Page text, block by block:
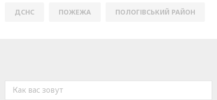
ДСНС ПОЖЕЖА ПОЛОГІВСЬКИЙ РАЙОН